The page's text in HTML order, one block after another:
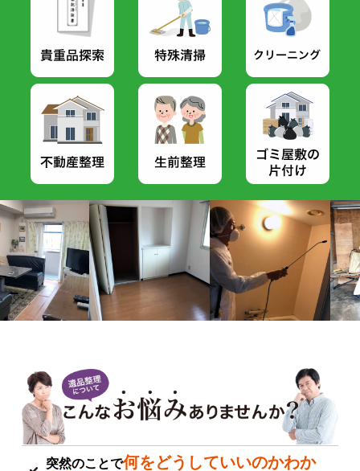
突然のことで何をどうしていいのかわか